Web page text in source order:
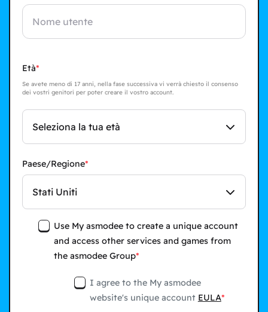
Età
Se avete meno di 17 anni, nella fase successiva vi verrà chiesto il consenso
dei vostri genitori per poter creare il vostro account.
Seleziona la tua età
Paese/Regione
Stati Uniti
Use My asmodee to create a unique account
and access other services and games from
the asmodee Group
I agree to the My asmodee
website's unique account EULA